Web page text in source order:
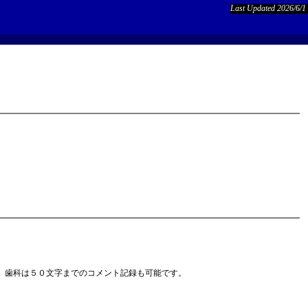
Last Updated 2026/6/1
科は５０文字までのコメント記録も可能です。